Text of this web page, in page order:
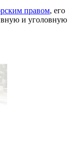
правом, его
и уголовную